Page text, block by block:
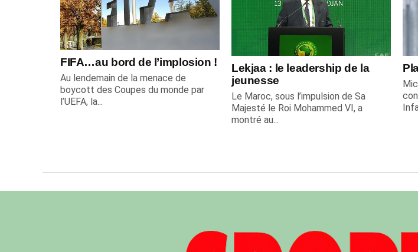
FIFA…au bord de l’implosion !
Au lendemain de la menace de
boycott des Coupes du monde par
l’UEFA, la...
Lekjaa : le leadership de la
jeunesse
Le Maroc, sous l’impulsion de Sa
Majesté le Roi Mohammed VI, a
montré au...